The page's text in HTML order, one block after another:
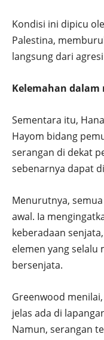
Kondisi ini dipicu
Palestina,
langsung dari
Kelemahan dalam
Sementara itu,
Hayom bidang
serangan di dekat
sebenarnya dapat
Menurutnya,
awal. Ia
keberadaan
elemen yang selalu
bersenjata.
Greenwood
jelas ada di
Namun, serangan